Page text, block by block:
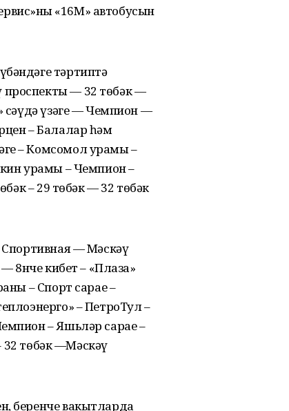
«16М» автобусын
тәртиптә
— 32 төбәк —
сәүдә үзәге — Чемпион —
– Балалар һәм
– Комсомол урамы –
урамы – Чемпион –
– 29 төбәк — 32 төбәк
Спортивная — Мәскәү
8нче кибет – «Плаза»
– Спорт сарае –
– ПетроТул –
– Яшьләр сарае –
32 төбәк —Мәскәү
беренче вакытларда